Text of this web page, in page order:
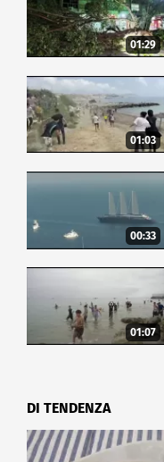
01:29
01:03
00:33
01:07
DI TENDENZA